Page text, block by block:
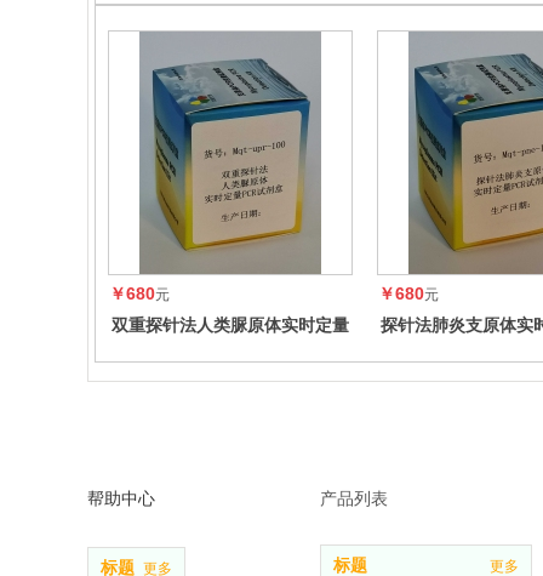
￥680元
双重探针法人类脲原体实时定量
￥680元
探针法肺炎支原体实
标题 更多 标题 更多
帮助中心 产品列表